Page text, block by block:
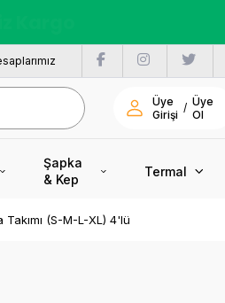
Üye
Girişi
/ Üye
Ol
Şapka
& Kep
Termal
(S-M-L-XL) 4'lü